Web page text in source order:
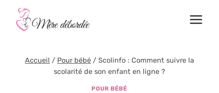
contenu
Accueil / Pour bébé / Scolinfo : Comment suivre la
scolarité de son enfant en ligne ?
POUR BÉBÉ